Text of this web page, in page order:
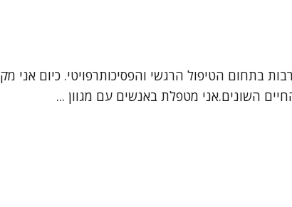
בתחום הטיפול הרגשי והפסיכותרפויטי. כיום
השונים.אני מטפלת באנשים עם מגוון ...